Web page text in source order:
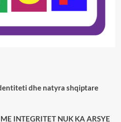
dhe natyra shqiptare
INTEGRITET NUK KA ARSYE